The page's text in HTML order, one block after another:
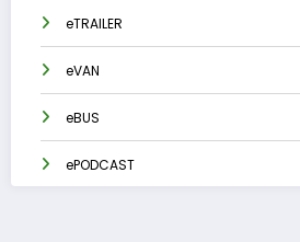
eTRAILER
eVAN
eBUS
ePODCAST